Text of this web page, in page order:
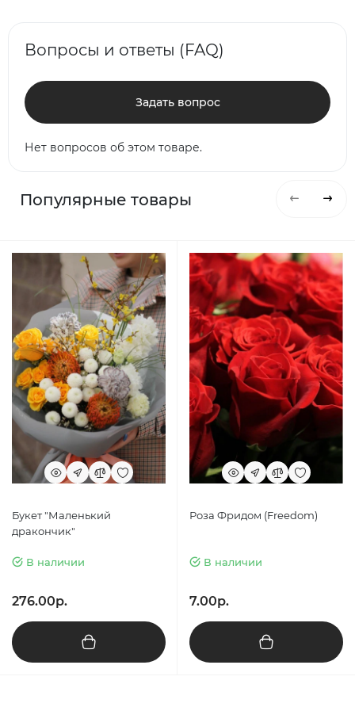
Вопросы и ответы (FAQ)
Задать вопрос
Нет вопросов об этом товаре.
Популярные товары
Букет "Маленький
дракончик"
В наличии
276.00р.
Роза Фридом (Freedom)
В наличии
7.00р.